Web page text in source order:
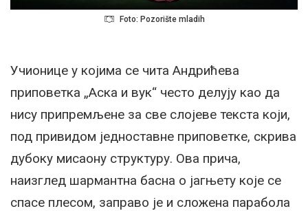
Foto: Pozorište mladih
Учионице у којима се чита Андрићева
приповетка „Аска и вук“ често делују као да
нису припремљене за све слојеве текста који,
под привидом једноставне приповетке, скрива
дубоку мисаону структуру. Ова прича,
наизглед шармантна басна о јагњету које се
спасе плесом, заправо је и сложена парабола